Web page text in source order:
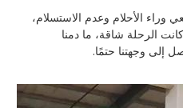
الأحلام وعدم الاستسلام،
الرحلة شاقة، ما دمنا
إلى وجهتنا حتمًا.